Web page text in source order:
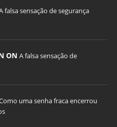
falsa sensação de segurança
ON A falsa sensação de
uma senha fraca encerrou